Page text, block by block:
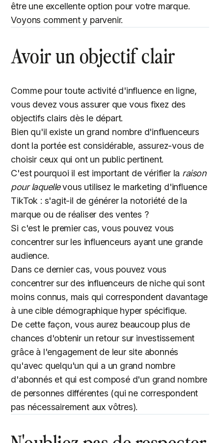
être une excellente option pour votre marque.
Voyons comment y parvenir.
Avoir un objectif clair
Comme pour toute activité d'influence en ligne,
vous devez vous assurer que vous fixez des
objectifs clairs dès le départ.
Bien qu'il existe un grand nombre d'influenceurs
dont la portée est considérable, assurez-vous de
choisir ceux qui ont un public pertinent.
C'est pourquoi il est important de vérifier la raison
pour laquellevous utilisez le marketing d'influence
TikTok : s'agit-il de générer la notoriété de la
marque ou de réaliser des ventes ?
Si c'est le premier cas, vous pouvez vous
concentrer sur les influenceurs ayant une grande
audience.
Dans ce dernier cas, vous pouvez vous
concentrer sur des influenceurs de niche qui sont
moins connus, mais qui correspondent davantage
à une cible démographique hyper spécifique.
De cette façon, vous aurez beaucoup plus de
chances d'obtenir un retour sur investissement
grâce à l'engagement de leur site abonnés
qu'avec quelqu'un qui a un grand nombre
d'abonnés et qui est composé d'un grand nombre
de personnes différentes (qui ne correspondent
pas nécessairement aux vôtres).